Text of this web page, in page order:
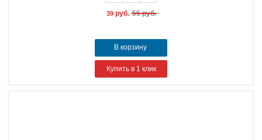
39руб. 55 руб.
В корзину
Купить в 1 клик